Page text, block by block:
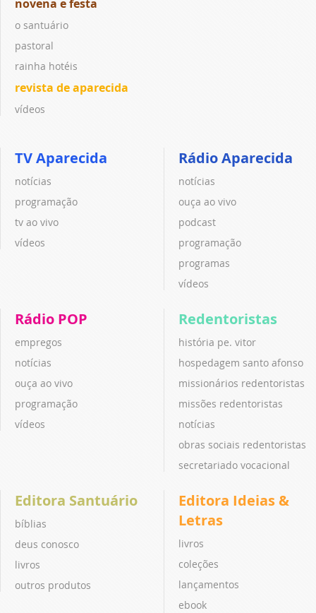
novena e festa
o santuário
pastoral
rainha hotéis
revista de aparecida
vídeos
TV Aparecida
notícias
programação
tv ao vivo
vídeos
Rádio Aparecida
notícias
ouça ao vivo
podcast
programação
programas
vídeos
Rádio POP
empregos
notícias
ouça ao vivo
programação
vídeos
Redentoristas
história pe. vitor
hospedagem santo afonso
missionários redentoristas
missões redentoristas
notícias
obras sociais redentoristas
secretariado vocacional
Editora Santuário
bíblias
deus conosco
livros
outros produtos
Editora Ideias &
Letras
livros
coleções
lançamentos
ebook